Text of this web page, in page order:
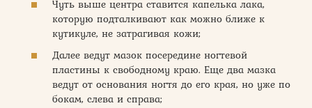
Чуть выше центра ставится капелька лака,
которую подталкивают как можно ближе к
кутикуле, не затрагивая кожи;
Далее ведут мазок посередине ногтевой
пластины к свободному краю. Еще два мазка
ведут от основания ногтя до его края, но уже по
бокам, слева и справа;